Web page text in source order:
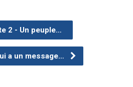
2 - Un peuple…
a un message…